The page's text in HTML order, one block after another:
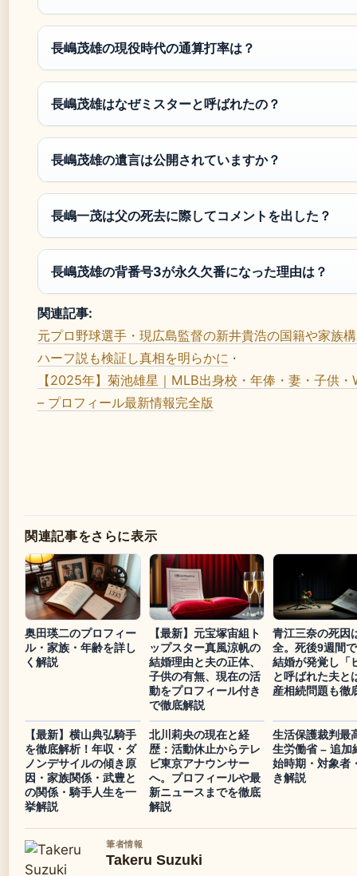
長嶋茂雄の現役時代の通算打率は？
長嶋茂雄はなぜミスターと呼ばれたの？
長嶋茂雄の遺言は公開されていますか？
長嶋一茂は父の死去に際してコメントを出した？
長嶋茂雄の背番号3が永久欠番になった理由は？
関連記事:
元プロ野球選手・現広島監督の新井貴浩の国籍や家族
ハーフ説も検証し真相を明らかに ·
【2025年】菊池雄星｜MLB出身校・年俸・妻・子供
– プロフィール最新情報完全版
関連記事をさらに表示
奥田瑛二のプロフィー
ル・家族・年齢を詳し
く解説
【最新】元宝塚宙組ト
ップスター真風涼帆の
結婚理由と夫の正体、
子供の有無、現在の活
動をプロフィール付き
で徹底解説
青江三奈の死因
全。死後9週間
結婚が発覚し「
と呼ばれた夫と
産相続問題も徹
【最新】横山典弘騎手
を徹底解析！年収・ダ
ノンデサイルの傾き原
因・家族関係・武豊と
の関係・騎手人生を一
挙解説
北川莉央の現在と経
歴：活動休止からテレ
ビ東京アナウンサー
へ。プロフィールや最
新ニュースまでを徹底
解説
生活保護裁判最
生労働省 – 追加
始時期・対象者
き解説
筆者情報
Takeru Suzuki